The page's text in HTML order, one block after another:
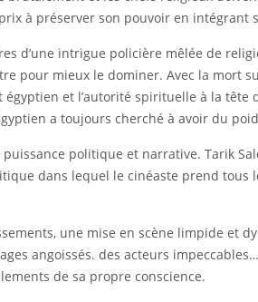
à préserver son pouvoir en intégrant
d’une intrigue policière mêlée de
pour mieux le dominer. Avec la mort
égyptien et l’autorité spirituelle à la
a toujours cherché à avoir du
politique et narrative. Tarik
dans lequel le cinéaste prend tous
une mise en scène limpide et
angoissés. des acteurs
de sa propre conscience.